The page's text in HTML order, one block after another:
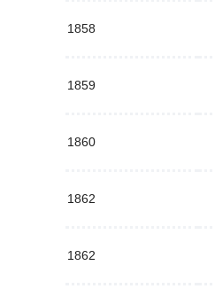
1858
1859
1860
1862
1862